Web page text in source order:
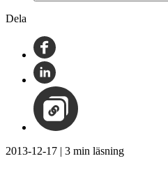
Dela
2013-12-17 | 3 min läsning